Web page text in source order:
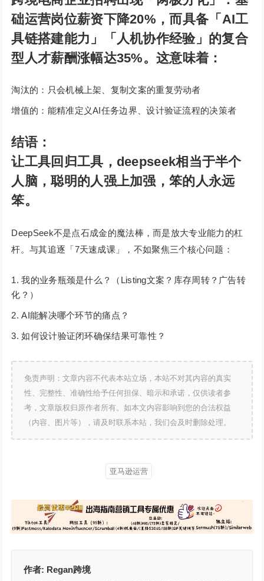
础运营岗位薪资下降20%，而具备「AI工
具链搭建能力」「人机协作经验」的复合
型人才薪酬涨幅达35%。这意味着：
淘汰的：只会机械上架、复制文案的重复劳动者
增值的：能精准定义AI任务边界、设计验证流程的决策者
结语：
让工具回归工具，deepseek相当于半个
人脑，聪明的人强上加强，笨的人永远
笨。
DeepSeek不是点石成金的魔法棒，而是放大专业能力的杠
杆。与其追逐「7天速成课」，不如聚焦三个核心问题：
我的业务瓶颈是什么？（Listing文案？库存周转？广告转
化？）
AI能解决哪个环节的痛点？
如何设计验证闭环确保结果可靠性？
免责声明：文章内容不代表本站立场，本站不对其内容的真实
性、完整性、准确性给予任何担保、暗示和承诺，仅供读者参
考，文章版权归原作者所有。如本文内容影响到您的合法权益
（内容、图片等），请及时联系本站，我们会及时删除处理。
亚马逊运营
作者: Regan跨境